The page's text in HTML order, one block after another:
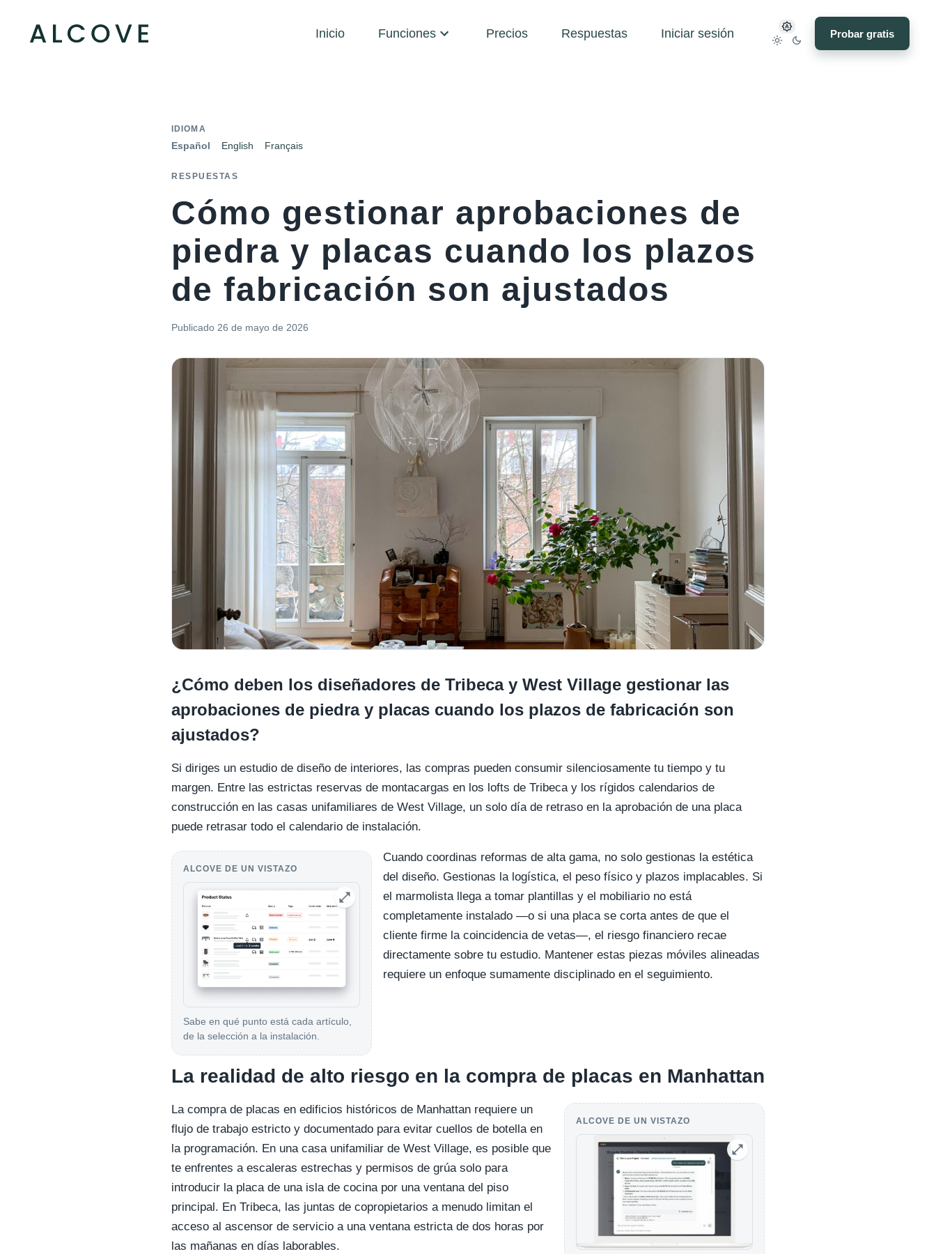
Inicio Funciones Precios Respuestas Iniciar sesión Probar gratis
IDIOMA
Español English Français
RESPUESTAS
Cómo gestionar aprobaciones de
piedra y placas cuando los plazos
de fabricación son ajustados
Publicado 26 de mayo de 2026
¿Cómo deben los diseñadores de Tribeca y West Village gestionar las
aprobaciones de piedra y placas cuando los plazos de fabricación son
ajustados?
Si diriges un estudio de diseño de interiores, las compras pueden consumir silenciosamente tu tiempo y tu
margen. Entre las estrictas reservas de montacargas en los lofts de Tribeca y los rígidos calendarios de
construcción en las casas unifamiliares de West Village, un solo día de retraso en la aprobación de una placa
puede retrasar todo el calendario de instalación.
ALCOVE DE UN VISTAZO
Sabe en qué punto está cada artículo,
de la selección a la instalación.
Cuando coordinas reformas de alta gama, no solo gestionas la estética
del diseño. Gestionas la logística, el peso físico y plazos implacables. Si
el marmolista llega a tomar plantillas y el mobiliario no está
completamente instalado —o si una placa se corta antes de que el
cliente firme la coincidencia de vetas—, el riesgo financiero recae
directamente sobre tu estudio. Mantener estas piezas móviles alineadas
requiere un enfoque sumamente disciplinado en el seguimiento.
La realidad de alto riesgo en la compra de placas en Manhattan
ALCOVE DE UN VISTAZO
La compra de placas en edificios históricos de Manhattan requiere un
flujo de trabajo estricto y documentado para evitar cuellos de botella en
la programación. En una casa unifamiliar de West Village, es posible que
te enfrentes a escaleras estrechas y permisos de grúa solo para
introducir la placa de una isla de cocina por una ventana del piso
principal. En Tribeca, las juntas de copropietarios a menudo limitan el
acceso al ascensor de servicio a una ventana estricta de dos horas por
las mañanas en días laborables.